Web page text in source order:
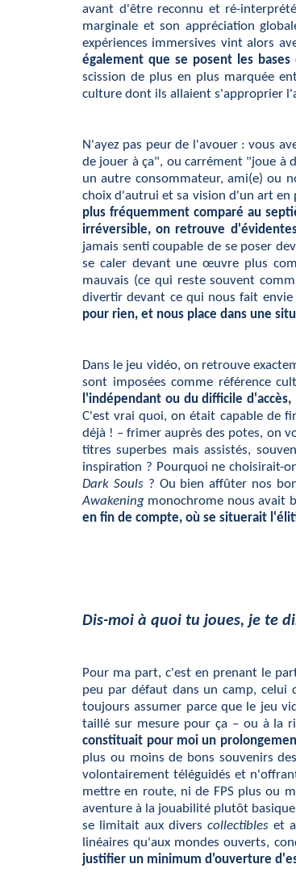
avant d'être reconnu et ré-
marginale et son appréciation
expériences immersives vint alors
également que se posent les
scission de plus en plus marquée
culture dont ils allaient s'approprier
N'ayez pas peur de l'avouer : vous
de jouer à ça", ou carrément "joue à
un autre consommateur, ami(e) ou
choix d'autrui et sa vision d'un art en
plus fréquemment comparé au
irréversible, on retrouve
jamais senti coupable de se poser
se caler devant une œuvre plus
mauvais (ce qui reste souvent
divertir devant ce qui nous fait
pour rien, et nous place dans une
Dans le jeu vidéo, on retrouve
sont imposées comme référence
l'indépendant ou du difficile
C'est vrai quoi, on était capable de
déjà ! – frimer auprès des potes, on
titres superbes mais assistés,
inspiration ? Pourquoi ne choisirait-
Dark Souls? Ou bien affûter nos
Awakening monochrome nous avait
en fin de compte, où se situerait
Dis-moi à quoi tu joues, je te
Pour ma part, c'est en prenant le
peu par défaut dans un camp, celui
toujours assumer parce que le jeu
taillé sur mesure pour ça – ou à la
constituait pour moi un
plus ou moins de bons souvenirs
volontairement téléguidés et
mettre en route, ni de FPS plus ou
aventure à la jouabilité plutôt
se limitait aux diverscollectibles et
linéaires qu'aux mondes ouverts,
justifier un minimum d'ouverture